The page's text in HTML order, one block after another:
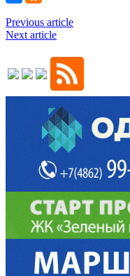
Previous article
Next article